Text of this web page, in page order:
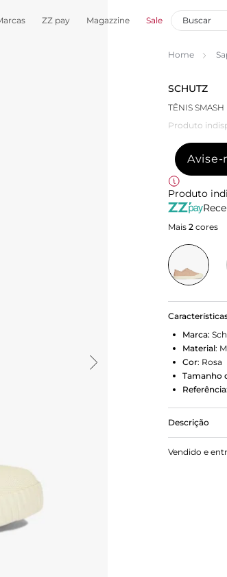
ZZ pay Magazzine Sale
Home
SCHUTZ
TÊNIS SMASH
Produto
Avise-
Produto
Mais 2 cores
Marca:
Material:
Cor: Rosa
Tamanho
Referência:
Descrição
O charme
fazendo
Vendido e